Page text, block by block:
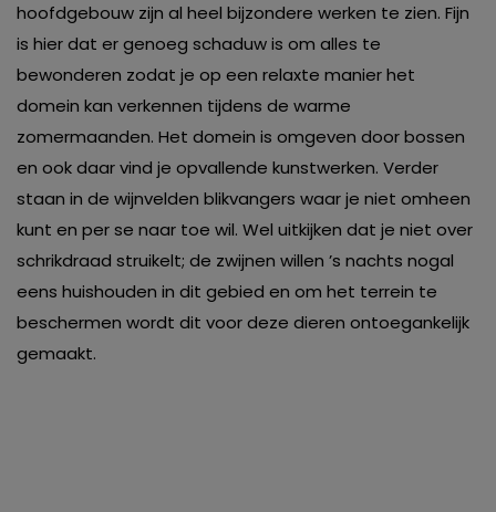
hoofdgebouw zijn al heel bijzondere werken te zien. Fijn
is hier dat er genoeg schaduw is om alles te
bewonderen zodat je op een relaxte manier het
domein kan verkennen tijdens de warme
zomermaanden. Het domein is omgeven door bossen
en ook daar vind je opvallende kunstwerken. Verder
staan in de wijnvelden blikvangers waar je niet omheen
kunt en per se naar toe wil. Wel uitkijken dat je niet over
schrikdraad struikelt; de zwijnen willen ’s nachts nogal
eens huishouden in dit gebied en om het terrein te
beschermen wordt dit voor deze dieren ontoegankelijk
gemaakt.